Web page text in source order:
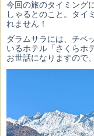
今回の旅のタイミング
しゃるとのこと。タイ
れません！
ダラムサラには、チベ
いるホテル「さくらホ
お世話になりますので